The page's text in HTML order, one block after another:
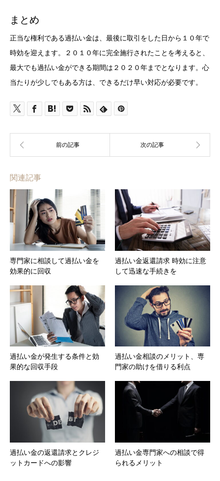
まとめ
正当な権利である過払い金は、最後に取引をした日から１０年で
時効を迎えます。２０１０年に完全施行されたことを考えると、
最大でも過払い金ができる期間は２０２０年までとなります。心
当たりが少しでもある方は、できるだけ早い対応が必要です。
関連記事
専門家に相談して過払い金を
効果的に回収
過払い金返還請求 時効に注意
して迅速な手続きを
過払い金が発生する条件と効
果的な回収手段
過払い金相談のメリット、専
門家の助けを借りる利点
過払い金の返還請求とクレジ
ットカードへの影響
過払い金専門家への相談で得
られるメリット